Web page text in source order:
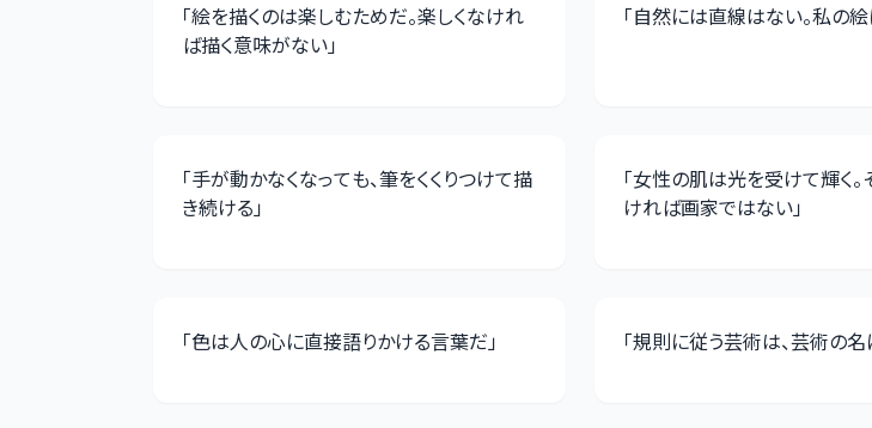
「絵を描くのは楽しむためだ。楽しくなけれ
ば描く意味がない」
「自然には直線はない。私の
「手が動かなくなっても、筆をくくりつけて描
き続ける」
「女性の肌は光を受けて輝く
ければ画家ではない」
「色は人の心に直接語りかける言葉だ」 「規則に従う芸術は、芸術の